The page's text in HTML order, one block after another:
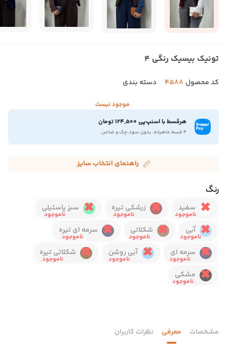
تونیک بیسیک رنگی 4
کد محصول 4588 دسته بندی
موجود نیست
هرقسط با اسنپ‌پی 124,500 تومان
۴ قسط ماهیانه. بدون سود،چک و ضامن.
راهنمای انتخاب سایز
رنگ
سفید زرشکی تیره
سبز پاستیلی
آبی
شکلاتی
سرمه ای تیره
سرمه ای
آبی روشن
شکلاتی تیره
مشکی
مشخصات معرفی نظرات کاربران